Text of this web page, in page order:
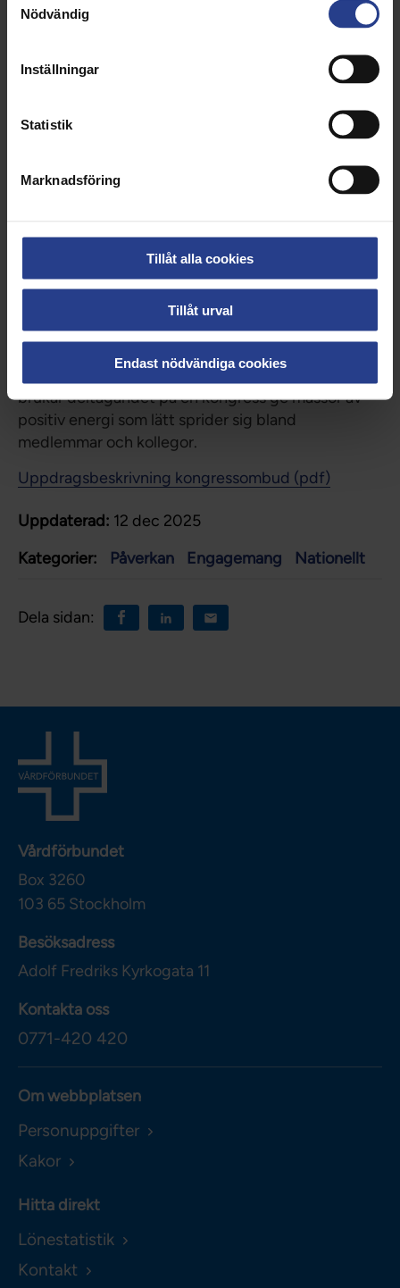
Nödvändig
Inställningar
Statistik
Marknadsföring
Tillåt alla cookies
Tillåt urval
Endast nödvändiga cookies
till att delta i utbildningar för att på bästa sätt
uppdraget. Kongressombudet får ersättning för
Arbete under kongressen
Under kongressen är kongressombudet på plats
för att representera sina medlemmar och fatta
Arbete efter kongressen
Efter kongressen förmedlar kongressombudet sina
upplevelser från kongressen, berättar om besluten
som fattades och om arbetet framåt.
engagera sig och sprider goda exempel. Ofta
brukar deltagandet på en kongress ge massor av
positiv energi som lätt sprider sig bland
medlemmar och kollegor.
Uppdragsbeskrivning kongressombud (pdf)
Uppdaterad: 12 dec 2025
Kategorier:
Påverkan Engagemang Nationellt
Dela sidan:
Vårdförbundet
Box 3260
103 65 Stockholm
Besöksadress
Adolf Fredriks Kyrkogata 11
Kontakta oss
0771-420 420
Om webbplatsen
Personuppgifter
Kakor
Hitta direkt
Lönestatistik
Kontakt